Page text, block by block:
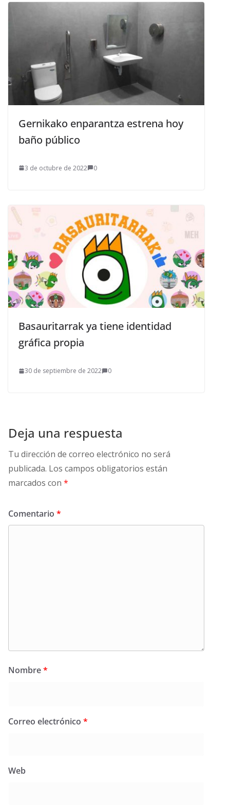
Gernikako enparantza estrena hoy
baño público
3 de octubre de 2022 0
Basauritarrak ya tiene identidad
gráfica propia
30 de septiembre de 2022 0
Deja una respuesta
Tu dirección de correo electrónico no será
publicada. Los campos obligatorios están
marcados con *
Comentario *
Nombre*
Correo electrónico *
Web